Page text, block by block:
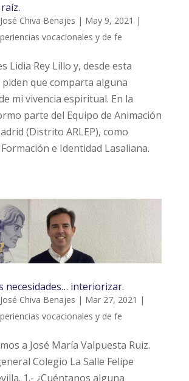
Chiva Benajes | May 9, 2021 |
vocacionales y de fe
Lidia Rey Lillo y, desde esta
que comparta alguna
mi vivencia espiritual. En la
parte del Equipo de Animación
(Distrito ARLEP), como
e Identidad Lasaliana.
necesidades… interiorizar.
Chiva Benajes | Mar 27, 2021 |
vocacionales y de fe
a José María Valpuesta Ruiz.
Colegio La Salle Felipe
1.- ¿Cuéntanos alguna